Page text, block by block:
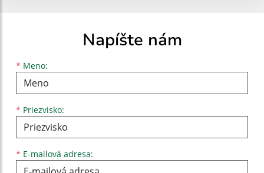
Napíšte nám
* Meno:
Meno
* Priezvisko:
Priezvisko
* E-mailová adresa:
E-mailová adresa